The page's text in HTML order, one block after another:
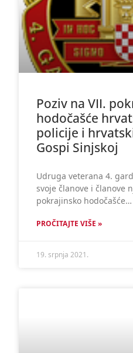
Poziv na VII.
hodočašće
policije i
Gospi Sinjskoj
Udruga veterana 4.
svoje članove i članove
pokrajinsko hodočašće…
PROČITAJTE VIŠE »
19. srpnja 2021.